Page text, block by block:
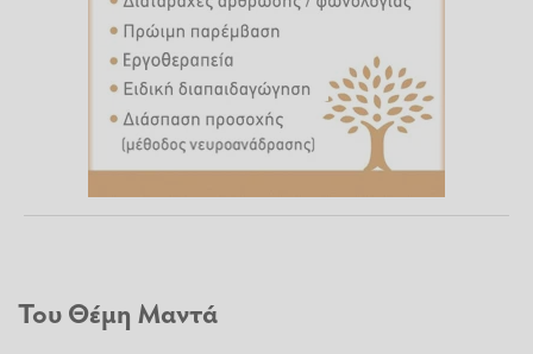
Του Θέμη Μαντά